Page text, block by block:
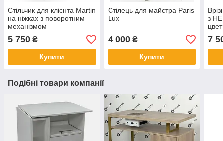
Стільчик для клієнта Martin
на ніжках з поворотним
механізмом
5 750 ₴
Купити
Стілець для майстра Paris
Lux
4 000₴
Купити
з
7
Подібні товари компанії